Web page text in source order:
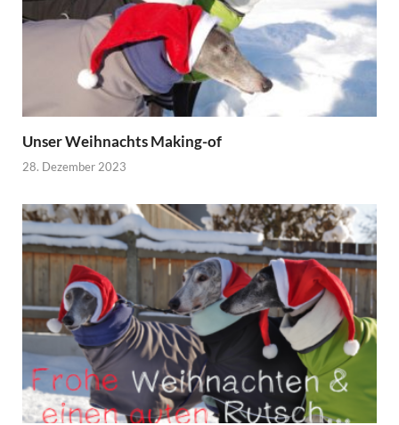
Unser Weihnachts Making-of
28. Dezember 2023